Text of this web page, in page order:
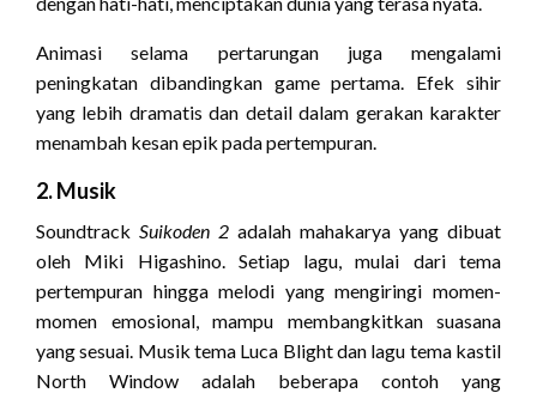
Animasi selama pertarungan juga mengalami
peningkatan dibandingkan game pertama. Efek sihir
yang lebih dramatis dan detail dalam gerakan karakter
menambah kesan epik pada pertempuran.
2. Musik
Soundtrack Suikoden 2 adalah mahakarya yang dibuat
oleh Miki Higashino. Setiap lagu, mulai dari tema
pertempuran hingga melodi yang mengiringi momen-
momen emosional, mampu membangkitkan suasana
yang sesuai. Musik tema Luca Blight dan lagu tema kastil
North Window adalah beberapa contoh yang